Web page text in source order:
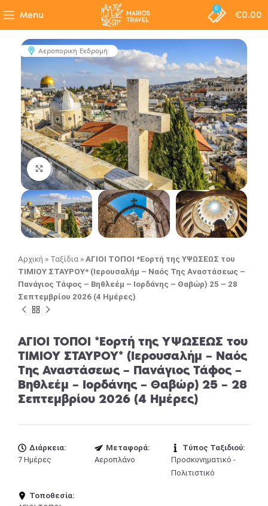
Menu
0
€0.00
Αεροπορική Εκδρομή
Click to enlarge
Αρχική » Ταξίδια » ΑΓΙΟΙ ΤΟΠΟΙ *Εορτή της ΥΨΩΣΕΩΣ του
ΤΙΜΙΟΥ ΣΤΑΥΡΟΥ* (Ιερουσαλήμ – Ναός Της Αναστάσεως –
Πανάγιος Τάφος – Βηθλεέμ – Ιορδάνης – Θαβώρ) 25 – 28
Σεπτεμβρίου 2026 (4 Ημέρες)
ΑΓΙΟΙ ΤΟΠΟΙ *Εορτή της ΥΨΩΣΕΩΣ του
ΤΙΜΙΟΥ ΣΤΑΥΡΟΥ* (Ιερουσαλήμ – Ναός
Της Αναστάσεως – Πανάγιος Τάφος –
Βηθλεέμ – Ιορδάνης – Θαβώρ) 25 – 28
Σεπτεμβρίου 2026 (4 Ημέρες)
Διάρκεια:
7 Ημέρες
Μεταφορά:
Αεροπλάνο
Τύπος Ταξιδιού:
Προσκυνηματικό -
Πολιτιστικό
Τοποθεσία: